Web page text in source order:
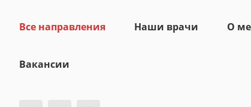
Все направления Наши врачи О
Вакансии